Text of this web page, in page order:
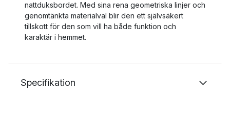
nattduksbordet. Med sina rena geometriska linjer och
genomtänkta materialval blir den ett självsäkert
tillskott för den som vill ha både funktion och
karaktär i hemmet.
Specifikation